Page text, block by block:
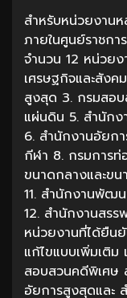
สำหรับหน่วยงาน
ภายในศูนย์ราชกา
จำนวน 12 หน่วยง
เศรษฐกิจและสัง
สูงสุด 3. กรมสอ
แผ่นดิน 5. สำนักง
6. สำนักงานอัยก
กีฬา 8. กรมการท่
ขนาดกลางและข
11. สำนักงานพัฒ
12. สำนักงานสร
หน่วยงานที่ได้ยืน
แก้ไขแบบเพิ่มเติ
สอบสวนคดีพิเศษ
อัยการสูงสุดและ